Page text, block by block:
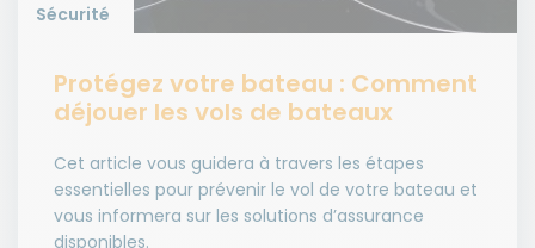
Sécurité
Protégez votre bateau : Comment
déjouer les vols de bateaux
Cet article vous guidera à travers les étapes
essentielles pour prévenir le vol de votre bateau et
vous informera sur les solutions d’assurance
disponibles.